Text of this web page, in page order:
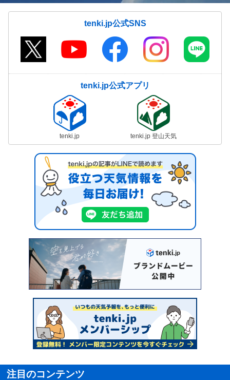
tenki.jp公式SNS
tenki.jp公式アプリ
tenki.jp tenki.jp 登山天気
注目のコンテンツ